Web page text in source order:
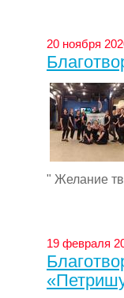
20 ноября
" Желание
19 февраля